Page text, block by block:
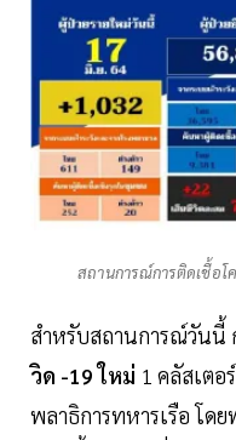
สถานการณ์การติดเชื้อโ
สำหรับสถานการณ์วันนี้
วิด -19 ใหม่ 1 คลัสเต
พลาธิการทหารเรือ โด